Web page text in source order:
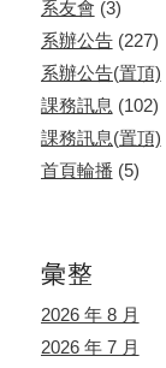
系友會 (3)
系辦公告(227)
系辦公告(置頂)
課務訊息 (102)
課務訊息(置頂)
首頁輪播 (5)
彙整
2026 年 8 月
2026 年 7 月